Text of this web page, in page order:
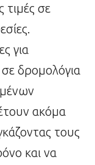
τιμές σε
για
δρομολόγια
ακόμα
τους
και να